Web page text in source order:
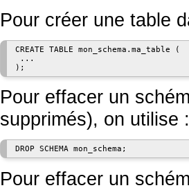
Pour créer une table
CREATE TABLE mon_schema.ma_table (
...
Pour effacer un
supprimés), on utilise :
Pour effacer un